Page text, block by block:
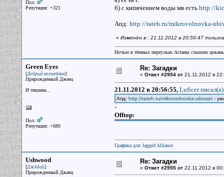
Пол:
Репутация: +321
б) с кипячением воды мв есть http://
Апд: http://rateh.ru/mikrovolnovka-
« Изменён в : 21.11.2012 в 20:59:47
Ночью в тёмных переулках Астаны слышно
Green Eyes
[Добрый волшебник]
Прирожденный Джаец
И тишина...
Пол:
Репутация: +680
Re: Загадки
« Ответ #2954 от21.11.2012 в
21.11.2012 в 20:56:55, Luficer писал(a)
Апд: http://rateh.ru/mikrovolnovka-ubivaet-
-
Offtop:
Графика для Jagged Alliance
Ushwood
[ДжАдай]
Прирожденный Джаец
Re: Загадки
« Ответ #2955 от22.11.2012 в